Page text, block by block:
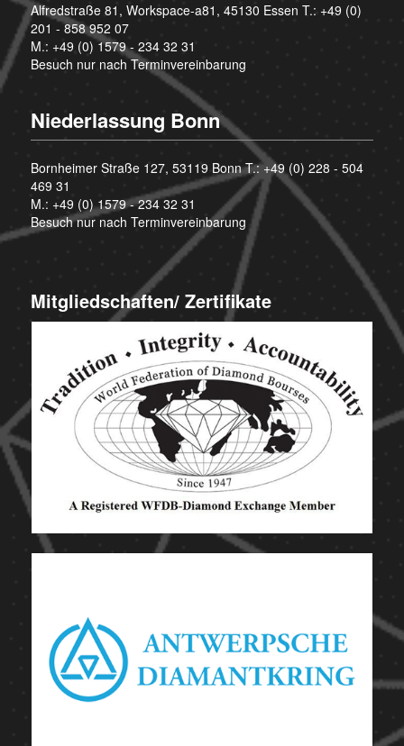
Alfredstraße 81, Workspace-a81, 45130 Essen T.: +49 (0)
201 - 858 952 07
M.: +49 (0) 1579 - 234 32 31
Besuch nur nach Terminvereinbarung
Niederlassung Bonn
Bornheimer Straße 127, 53119 Bonn T.:+49 (0) 228 - 504
469 31
M.: +49 (0) 1579 - 234 32 31
Besuch nur nach Terminvereinbarung
Mitgliedschaften/ Zertifikate